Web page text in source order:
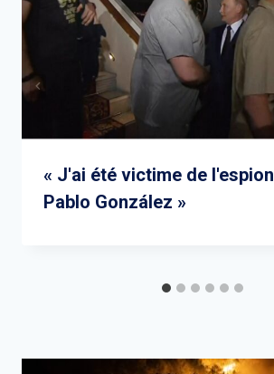
« J'ai été victime de
Pablo González »